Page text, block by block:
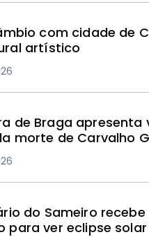
com cidade de Cali deixa
artístico
de Braga apresenta
morte de Carvalho
do Sameiro
para ver eclipse solar